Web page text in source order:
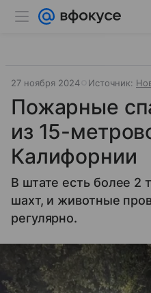
27 ноября 2024 Источник:
Пожарные
из 15-
Калифорнии
В штате есть более 2
шахт, и животные
регулярно.